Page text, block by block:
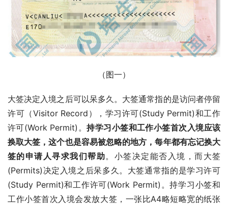
（图一）
大签决定入境之后可以呆多久。大签通常指的是访问者停留
许可（Visitor Record），学习许可(Study Permit)和工作
许可(Work Permit)。持学习小签和工作小签首次入境应该
换取大签，这个也是容易被忽略的地方，每年都有忘记换大
签的申请人寻求我们帮助。小签决定能否入境，而大签
(Permits)决定入境之后呆多久。大签通常指的是学习许可
(Study Permit)和工作许可(Work Permit)。持学习小签和
工作小签首次入境会发放大签，一张比A4略短略宽的纸张